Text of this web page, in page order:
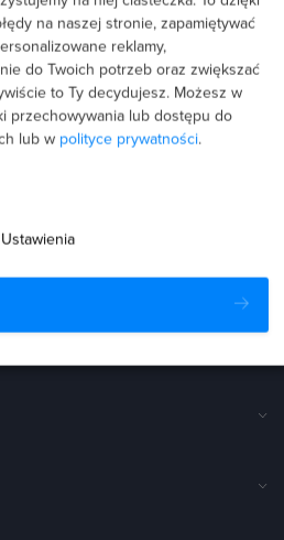
odpowiedzialnością spółka
na naszej stronie, zapamiętywać
reklamy,
do Twoich potrzeb oraz zwiększać
to Ty decydujesz. Możesz w
przechowywania lub dostępu do
lub w polityce prywatności.
Ustawienia